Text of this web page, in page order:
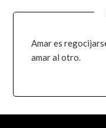
Amar es
amar al otro.